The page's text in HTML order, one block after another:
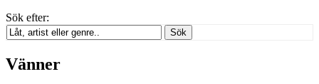
Sök efter:
Sök
Vänner